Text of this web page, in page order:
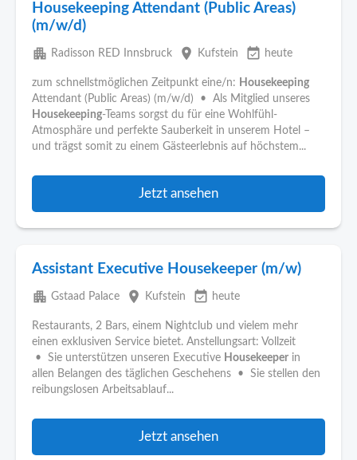
Housekeeping Attendant (Public Areas)
(m/w/d)
apartment Radisson RED Innsbruck place Kufstein event_available heute
zum schnellstmöglichen Zeitpunkt eine/n: Housekeeping
Attendant (Public Areas) (m/w/d) • Als Mitglied unseres
Housekeeping-Teams sorgst du für eine Wohlfühl-
Atmosphäre und perfekte Sauberkeit in unserem Hotel –
und trägst somit zu einem Gästeerlebnis auf höchstem...
Jetzt ansehen
Assistant Executive Housekeeper (m/w)
apartment Gstaad Palace place Kufstein event_available heute
Restaurants, 2 Bars, einem Nightclub und vielem mehr
einen exklusiven Service bietet. Anstellungsart: Vollzeit
• Sie unterstützen unseren Executive Housekeeper in
allen Belangen des täglichen Geschehens • Sie stellen den
reibungslosen Arbeitsablauf...
Jetzt ansehen